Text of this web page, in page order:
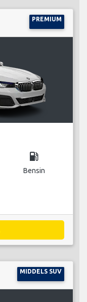
PREMIUM
local_gas_station
Bensin
MIDDELS SUV